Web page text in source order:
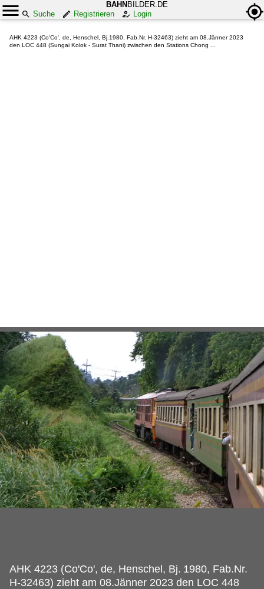
BAHN BILDER.DE
Suche
Registrieren Login
AHK 4223 (Co'Co', de, Henschel, Bj.1980, Fab.Nr. H-32463) zieht am 08.Jänner 2023
den LOC 448 (Sungai Kolok - Surat Thani) zwischen den Stations Chong ...
AHK 4223 (Co'Co', de, Henschel, Bj. 1980, Fab.Nr.
H-32463) zieht am 08.Jänner 2023 den LOC 448